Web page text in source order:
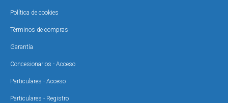
Política de cookies
Términos de compras
Garantía
Concesionarios - Acceso
Particulares - Acceso
Particulares - Registro